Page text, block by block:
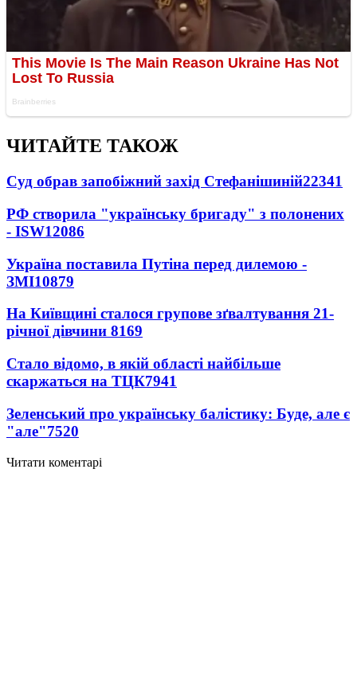
ЧИТАЙТЕ ТАКОЖ
Суд обрав запобіжний захід Стефанішиній22341
РФ створила "українську бригаду" з полонених
- ISW12086
Україна поставила Путіна перед дилемою -
ЗМІ10879
На Київщині сталося групове зґвалтування 21-
річної дівчини 8169
Стало відомо, в якій області найбільше
скаржаться на ТЦК7941
Зеленський про українську балістику: Буде, але є
"але"7520
Читати коментарі